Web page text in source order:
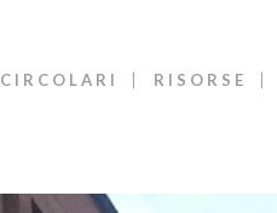
CIRCOLARI RISORSE